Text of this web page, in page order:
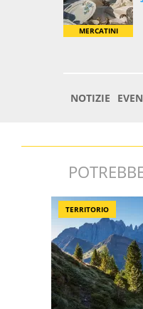
TERRITORIO